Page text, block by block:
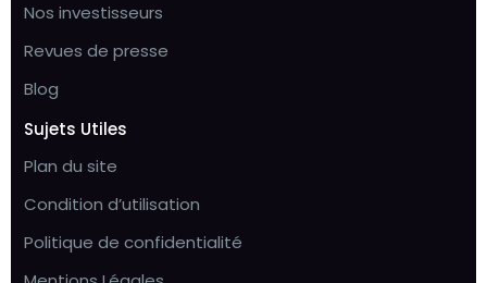
Nos investisseurs
Revues de presse
Blog
Sujets Utiles
Plan du site
Condition d’utilisation
Politique de confidentialité